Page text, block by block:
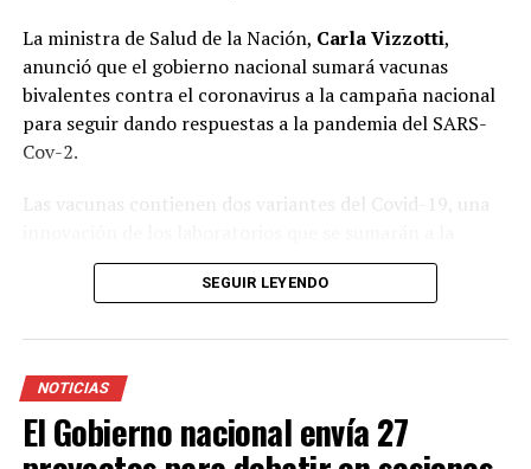
La ministra de Salud de la Nación, Carla Vizzotti,
anunció que el gobierno nacional sumará vacunas
bivalentes contra el coronavirus a la campaña nacional
para seguir dando respuestas a la pandemia del SARS-
Cov-2.
Las vacunas contienen dos variantes del Covid-19, una
estrategia de aplicación de dosis de refuerzo. La titular
de la cartera sanitaria informó que en las próximas
Pfizer que se sumarán a otra entrega de 901.440
vacunas.
El envío a las provincias comenzará la semana que viene.
En ese marco, la funcionaria aclaró que durante algunas
SEGUIR LEYENDO
NOTICIAS
El Gobierno nacional envía 27